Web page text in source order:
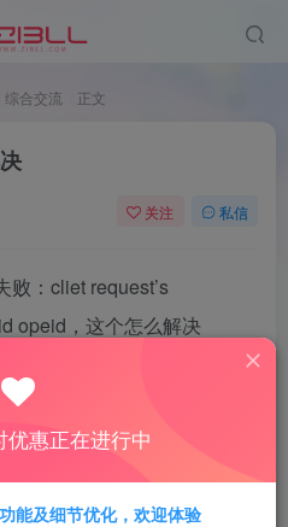
综合交流 正文
关注 私信
：cliet request’s
opeid，这个怎么解决
评分
Ta评分
惠正在进行中
能及细节优化，欢迎体验